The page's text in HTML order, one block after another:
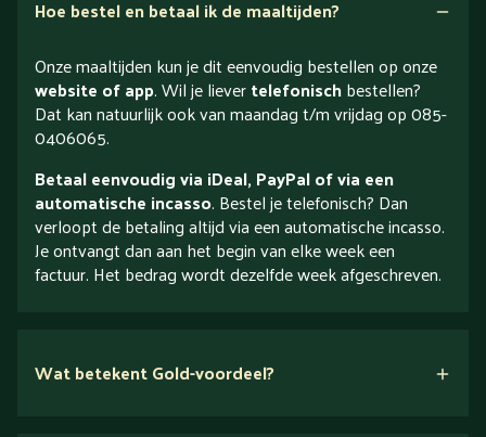
Hoe bestel en betaal ik de maaltijden?
Onze maaltijden kun je dit eenvoudig bestellen op onze
website of app. Wil je lievertelefonischbestellen?
Dat kan natuurlijk ook van maandag t/m vrijdag op 085-
0406065.
Betaal eenvoudig via iDeal, PayPal of via een
automatische incasso. Bestel je telefonisch? Dan
verloopt de betaling altijd via een automatische incasso.
Je ontvangt dan aan het begin van elke week een
factuur. Het bedrag wordt dezelfde week afgeschreven.
Wat betekent Gold-voordeel?